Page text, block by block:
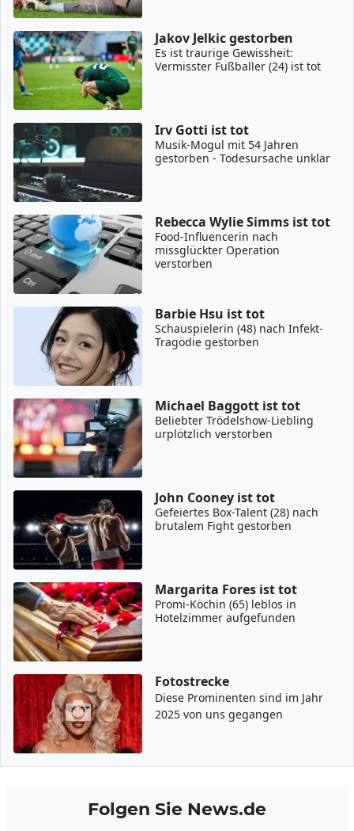
Jakov Jelkic gestorben
Es ist traurige Gewissheit:
Vermisster Fußballer (24) ist tot
Irv Gotti ist tot
Musik-Mogul mit 54 Jahren
gestorben - Todesursache unklar
Rebecca Wylie Simms ist tot
Food-Influencerin nach
missglückter Operation
verstorben
Barbie Hsu ist tot
Schauspielerin (48) nach Infekt-
Tragödie gestorben
Michael Baggott ist tot
Beliebter Trödelshow-Liebling
urplötzlich verstorben
John Cooney ist tot
Gefeiertes Box-Talent (28) nach
brutalem Fight gestorben
Margarita Fores ist tot
Promi-Köchin (65) leblos in
Hotelzimmer aufgefunden
Fotostrecke
Diese Prominenten sind im Jahr
2025 von uns gegangen
Folgen Sie News.de